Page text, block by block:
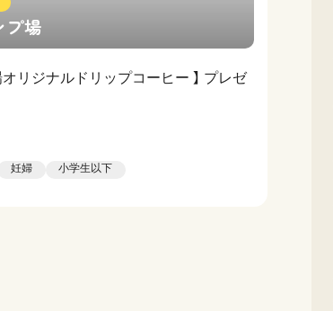
プ場
リジナルドリップコーヒー 】 プレゼ
妊婦 小学生以下